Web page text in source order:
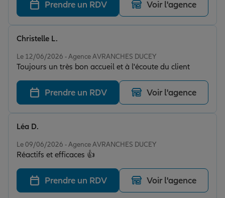
Prendre un RDV Voir l'agence
Le 12/06/2026 - Agence AVRANCHES DUCEY
Toujours un très bon accueil et à l'écoute du client
Christelle L.
Prendre un RDV Voir l'agence
Le 09/06/2026 - Agence AVRANCHES DUCEY
Réactifs et efficaces 👍
Léa D.
Prendre un RDV Voir l'agence